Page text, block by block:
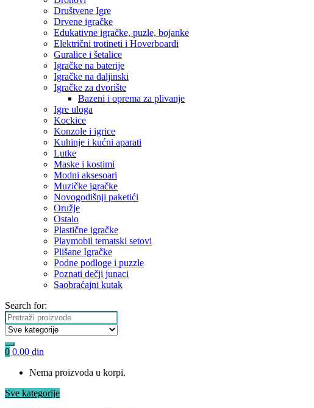
Društvene Igre
Drvene igračke
Edukativne igračke, puzle, bojanke
Električni trotineti i Hoverboardi
Guralice i šetalice
Igračke na baterije
Igračke na daljinski
‎Igračke za dvorište
Bazeni i oprema za plivanje
Igre uloga
Kockice
Konzole i igrice
Kuhinje i kućni aparati
Lutke
Maske i kostimi
Modni aksesoari
Muzičke igračke
Novogodišnji paketići
Oružje
Ostalo
Plastične igračke
Playmobil tematski setovi
Plišane Igračke
Podne podloge i puzzle
Poznati dečji junaci
Saobraćajni kutak
Search for:
0 0.00 din
Nema proizvoda u korpi.
Sve kategorije